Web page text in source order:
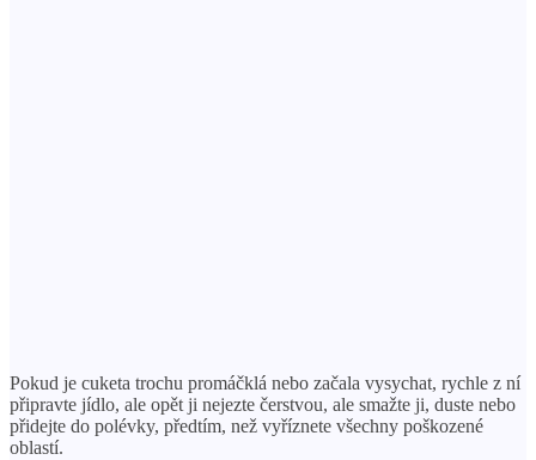
Pokud je cuketa trochu promáčklá nebo začala vysychat, rychle z ní
připravte jídlo, ale opět ji nejezte čerstvou, ale smažte ji, duste nebo
přidejte do polévky, předtím, než vyříznete všechny poškozené
oblastí.